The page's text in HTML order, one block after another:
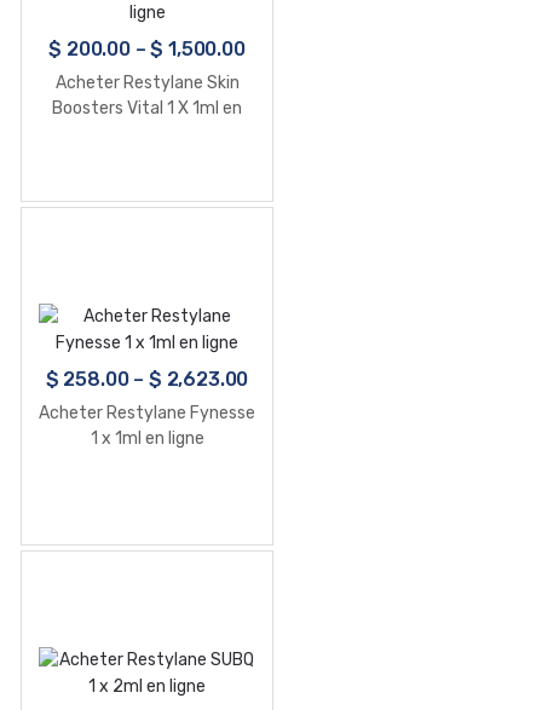
$ 200.00–$ 1,500.00
Acheter Restylane Skin
Boosters Vital 1 X 1ml en
$ 258.00– $ 2,623.00
Acheter Restylane Fynesse
1 x 1ml en ligne